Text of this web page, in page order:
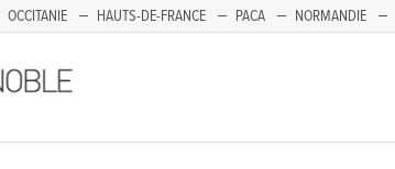
OCCITANIE HAUTS-DE-FRANCE PACA NORMANDIE